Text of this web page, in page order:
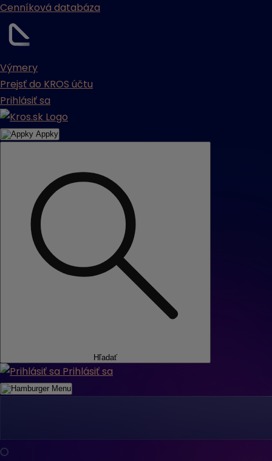
Cenníková databáza
Výmery
Prejsť do KROS účtu
Prihlásiť sa
Appky
Hľadať
Prihlásiť sa
Menu